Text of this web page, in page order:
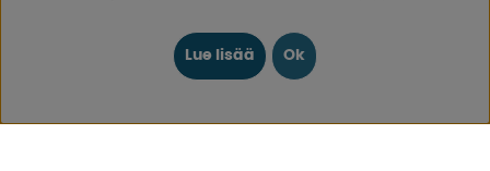
inspiraatiota, uutisia ja ainutlaatuisia tarjouksia.
Leirintäelämä alkaa meiltä!
Lue lisää Ok